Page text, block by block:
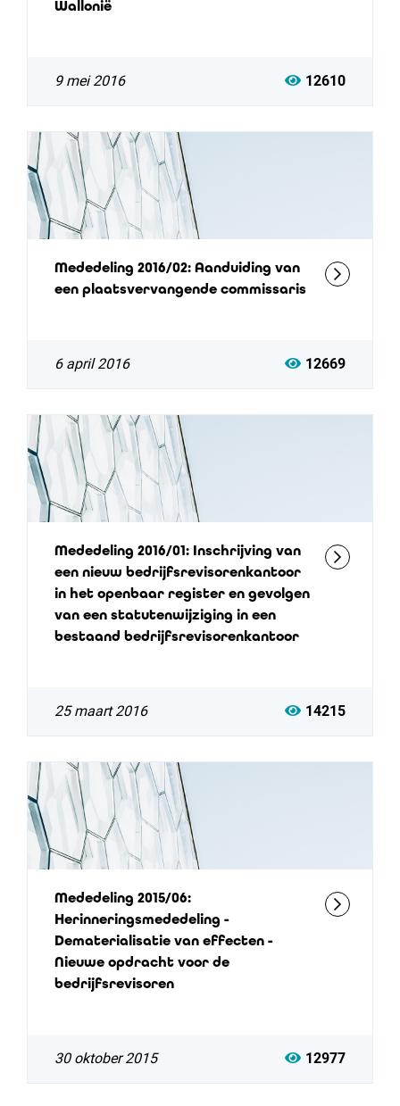
Wallonië
9 mei 2016 12610
Mededeling 2016/02: Aanduiding van
een plaatsvervangende commissaris
6 april 2016 12669
Mededeling 2016/01: Inschrijving van
een nieuw bedrijfsrevisorenkantoor
in het openbaar register en gevolgen
van een statutenwijziging in een
bestaand bedrijfsrevisorenkantoor
25 maart 2016 14215
Mededeling 2015/06:
Herinneringsmededeling -
Dematerialisatie van effecten -
Nieuwe opdracht voor de
bedrijfsrevisoren
30 oktober 2015 12977